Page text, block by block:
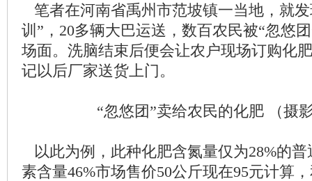
笔者在河南省禹州市范坡镇一当地，就
训”，20多辆大巴运送，数百农民被“忽悠
场面。洗脑结束后便会让农户现场订购化
记以后厂家送货上门。
“忽悠团”卖给农民的化肥 （摄
以此为例，此种化肥含氮量仅为28%的
素含量46%市场售价50公斤现在95元计算